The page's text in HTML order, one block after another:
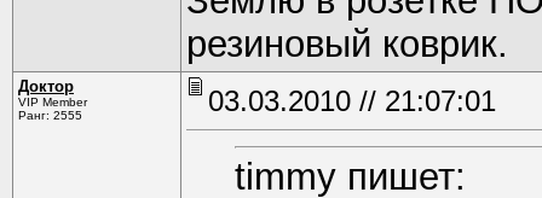
резиновый коврик.
Доктор
VIP Member
Ранг: 2555
03.03.2010 // 21:07:01
timmy пишет: